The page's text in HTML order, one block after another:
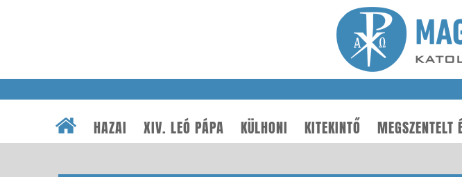
HAZAI XIV. LEÓ PÁPA KÜLHONI KITEKINTŐ MEGSZENTELT